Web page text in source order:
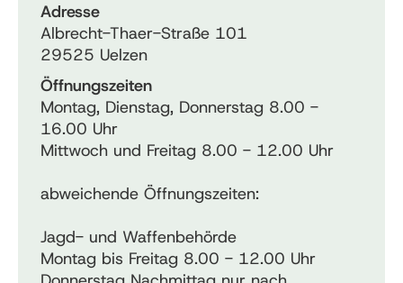
Adresse
Albrecht-Thaer-Straße 101
29525 Uelzen
Öffnungszeiten
Montag, Dienstag, Donnerstag 8.00 -
16.00 Uhr
Mittwoch und Freitag 8.00 - 12.00 Uhr
abweichende Öffnungszeiten:
Jagd- und Waffenbehörde
Montag bis Freitag 8.00 - 12.00 Uhr